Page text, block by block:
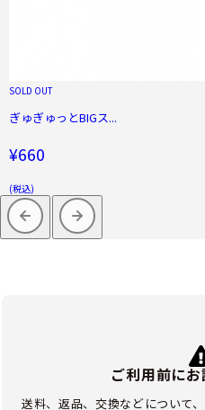
SOLD OUT
ぎゅぎゅっとBIGス...
¥660
(税込)
ご利用前に
送料、返品、交換などについて